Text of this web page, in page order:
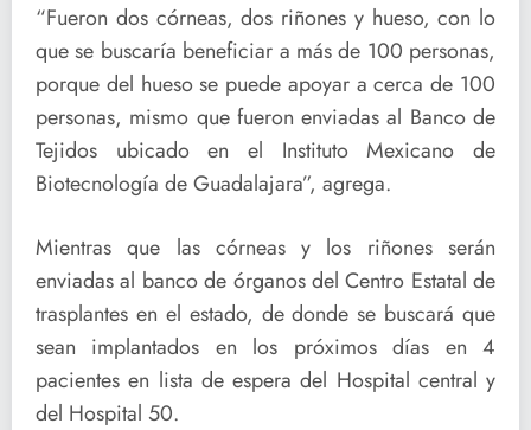
“Fueron dos córneas, dos riñones y hueso, con lo
que se buscaría beneficiar a más de 100 personas,
porque del hueso se puede apoyar a cerca de 100
personas, mismo que fueron enviadas al Banco de
Tejidos ubicado en el Instituto Mexicano de
Biotecnología de Guadalajara”, agrega.
Mientras que las córneas y los riñones serán
enviadas al banco de órganos del Centro Estatal de
trasplantes en el estado, de donde se buscará que
sean implantados en los próximos días en 4
pacientes en lista de espera del Hospital central y
del Hospital 50.